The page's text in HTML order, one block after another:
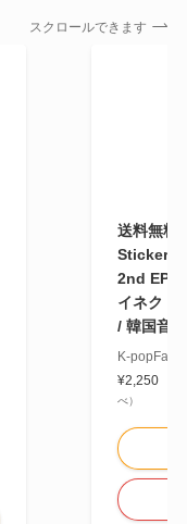
スクロールできます
送料無料
Sticker
2nd EP /
イネク
/ 韓国音
K-
¥2,250
べ）